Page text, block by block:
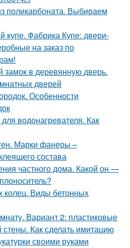
поликарбоната. Выбираем
купе. Фабрика Купе: двери-
на заказ по
замок в деревянную дверь.
дверей
Особенности
водонагревателя. Как
Марки фанеры –
состава
частного дома. Какой он —
колец. Виды бетонных
Вариант 2: пластиковые
Как сделать имитацию
своими руками